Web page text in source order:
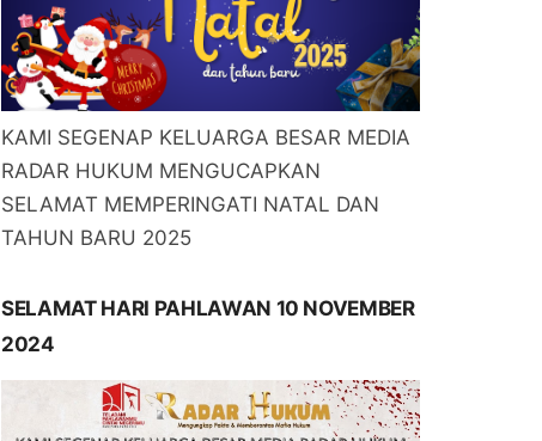
KAMI SEGENAP KELUARGA BESAR MEDIA
RADAR HUKUM MENGUCAPKAN
SELAMAT MEMPERINGATI NATAL DAN
TAHUN BARU 2025
SELAMAT HARI PAHLAWAN 10 NOVEMBER
2024